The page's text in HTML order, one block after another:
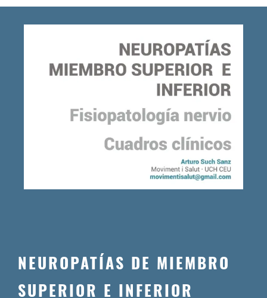
NEUROPATÍAS DE MIEMBRO
SUPERIOR E INFERIOR